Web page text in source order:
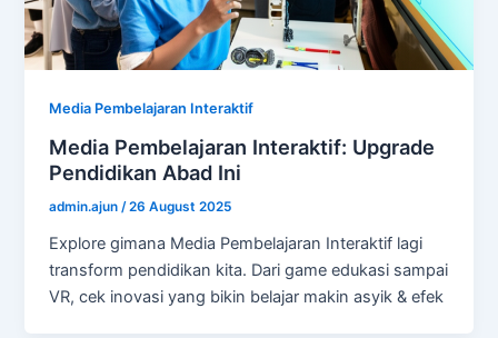
Media Pembelajaran Interaktif
Media Pembelajaran Interaktif: Upgrade
Pendidikan Abad Ini
admin.ajun /26 August 2025
Explore gimana Media Pembelajaran Interaktif lagi
transform pendidikan kita. Dari game edukasi sampai
VR, cek inovasi yang bikin belajar makin asyik & efek